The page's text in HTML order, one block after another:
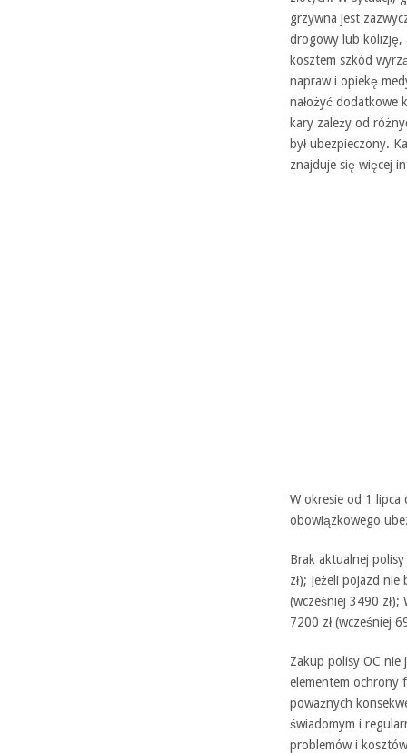
grzywna jest
drogowy lub kolizję,
kosztem szkód
napraw i opiekę
nałożyć dodatkowe
kary zależy od
był ubezpieczony.
znajduje się więcej
W okresie od 1
obowiązkowego
Brak aktualnej
zł); Jeżeli pojazd
(wcześniej 3490
7200 zł (wcześniej
Zakup polisy OC nie
elementem ochrony
poważnych
świadomym i
problemów i